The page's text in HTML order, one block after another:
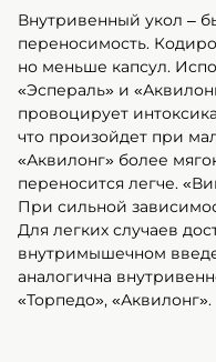
Внутривенный укол –
переносимость.
но меньше капсул.
«Эспераль» и
провоцирует
что произойдет при
«Аквилонг» более
переносится легче.
При сильной
Для легких случаев
внутримышечном
аналогична
«Торпедо», «Аквилонг».